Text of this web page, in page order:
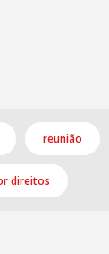
reunião
direitos